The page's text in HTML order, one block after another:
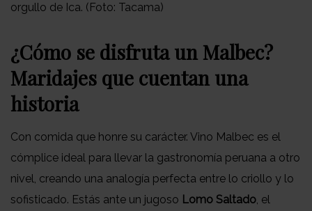
orgullo de Ica. (Foto: Tacama)
¿Cómo se disfruta un Malbec?
Maridajes que cuentan una
historia
Con comida que honre su carácter. Vino Malbec es el
cómplice ideal para llevar la gastronomía peruana a otro
nivel, creando una analogía perfecta entre lo criollo y lo
sofisticado. Estás ante un jugoso Lomo Saltado, el